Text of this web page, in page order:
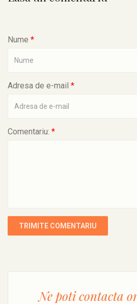
Nume *
Adresa de e-mail *
Comentariu: *
Ne poti contacta